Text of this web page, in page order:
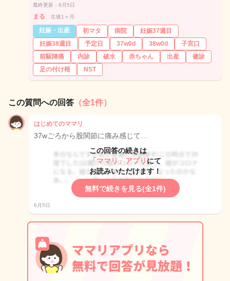
最終更新：6月5日
まる 生後1ヶ月
妊娠・出産 初マタ 病院
妊娠37週目
妊娠38週目
予定日 37w0d 38w0d
子宮口
前駆陣痛
内診 破水 赤ちゃん 出産
健診
足の付け根
NST
この質問への回答 （全1件）
はじめてのママリ
37wごろから股関節に痛み感じて…
この回答の続きは
「ママリ」アプリ にて
お読みいただけます！
無料で続きを見る(全1件)
6月5日